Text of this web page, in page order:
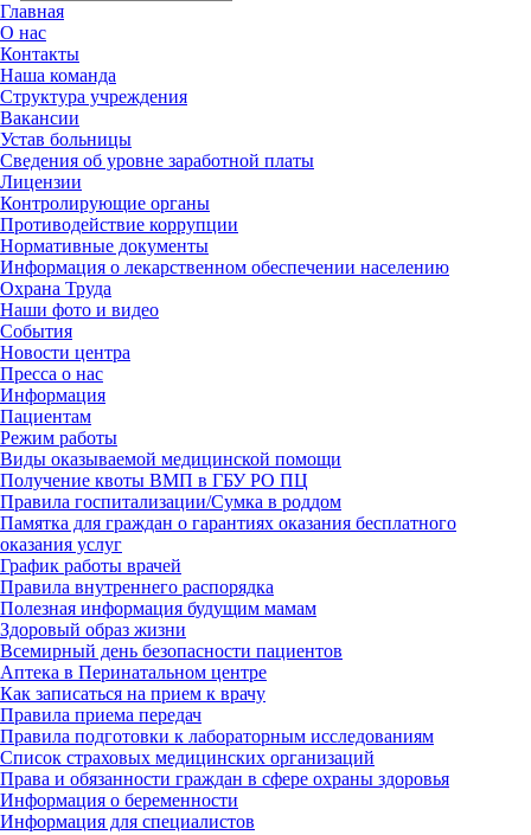
Главная
О нас
Контакты
Наша команда
Структура учреждения
Вакансии
Устав больницы
Сведения об уровне заработной платы
Лицензии
Контролирующие органы
Противодействие коррупции
Нормативные документы
Информация о лекарственном обеспечении населению
Охрана Труда
Наши фото и видео
События
Новости центра
Пресса о нас
Информация
Пациентам
Режим работы
Виды оказываемой медицинской помощи
Получение квоты ВМП в ГБУ РО ПЦ
Правила госпитализации/Сумка в роддом
Памятка для граждан о гарантиях оказания бесплатного
оказания услуг
График работы врачей
Правила внутреннего распорядка
Полезная информация будущим мамам
Здоровый образ жизни
Всемирный день безопасности пациентов
Аптека в Перинатальном центре
Как записаться на прием к врачу
Правила приема передач
Правила подготовки к лабораторным исследованиям
Список страховых медицинских организаций
Права и обязанности граждан в сфере охраны здоровья
Информация о беременности
Информация для специалистов